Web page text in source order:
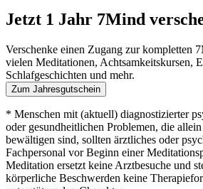
Jetzt 1 Jahr 7Mind
Verschenke einen Zugang zur kompletten
vielen Meditationen, Achtsamkeitskursen,
Schlafgeschichten und mehr.
Zum Jahresgutschein
* Menschen mit (aktuell) diagnostizierter
oder gesundheitlichen Problemen, die
bewältigen sind, sollten ärztliches oder
Fachpersonal vor Beginn einer
Meditation ersetzt keine Arztbesuche und
körperliche Beschwerden keine